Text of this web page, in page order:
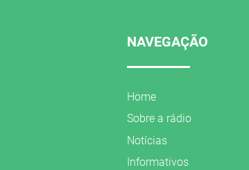
NAVEGAÇÃO
Home
Sobre a rádio
Notícias
Informativos